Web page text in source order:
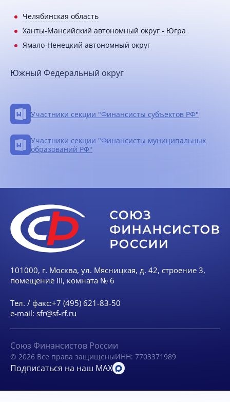
Челябинская область
Ханты-Мансийский автономный округ - Югра
Ямало-Ненецкий автономный округ
Южный Федеральный округ
Участники секции "Финансисты субъектов РФ"
Участники секции "Финансисты муниципальных
образований РФ"
101000, г. Москва, ул. Мясницкая, д. 42, строение 3,
помещение III, комната № 6
Тел. / факс:+7 (495) 621-83-50
e-mail: sfr@sf-rf.ru
Союз Финансистов России
© 2026 Все права защищеныИНН: 7703371989
Подписаться на наш MAX